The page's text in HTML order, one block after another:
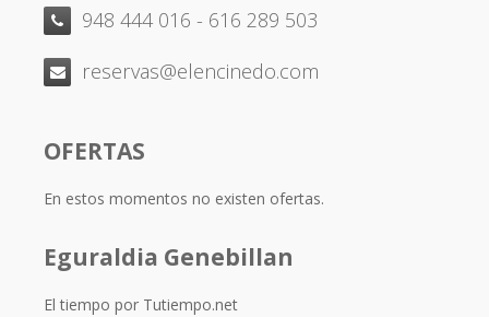
948 444 016 - 616 289 503
reservas@elencinedo.com
OFERTAS
En estos momentos no existen ofertas.
Eguraldia Genebillan
El tiempo por Tutiempo.net